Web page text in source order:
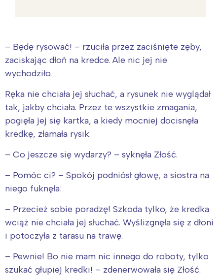
– Będę rysować! – rzuciła przez zaciśnięte zęby,
zaciskając dłoń na kredce. Ale nic jej nie
wychodziło.
Ręka nie chciała jej słuchać, a rysunek nie wyglądał
tak, jakby chciała. Przez te wszystkie zmagania,
pogięła jej się kartka, a kiedy mocniej docisnęła
kredkę, złamała rysik.
– Co jeszcze się wydarzy? – syknęła Złość.
– Pomóc ci? – Spokój podniósł głowę, a siostra na
niego fuknęła:
– Przecież sobie poradzę! Szkoda tylko, że kredka
wciąż nie chciała jej słuchać. Wyślizgnęła się z dłoni
i potoczyła z tarasu na trawę.
– Pewnie! Bo nie mam nic innego do roboty, tylko
szukać głupiej kredki! – zdenerwowała się Złość.